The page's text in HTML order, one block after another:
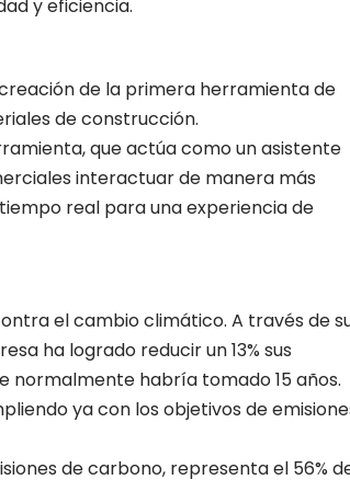
y eficiencia.
de la primera herramienta de
de construcción.
que actúa como un asistente
interactuar de manera más
real para una experiencia de
el cambio climático. A través de
ha logrado reducir un 13% sus
normalmente habría tomado 15 años.
ya con los objetivos de
de carbono, representa el 56%